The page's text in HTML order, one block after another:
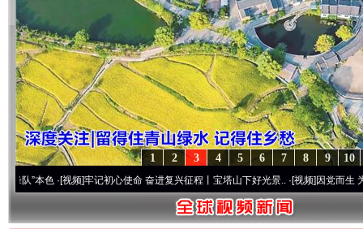
10
9
8
7
6
5
4
3
2
1
视频]牢记初心使命 奋进复兴征程丨宝塔山下好光景..·[视频]因党而生 为党而战——